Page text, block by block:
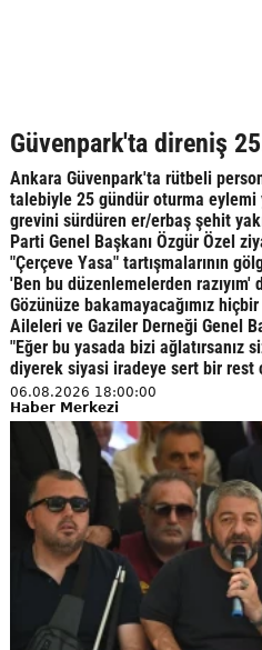
Güvenpark'ta direniş
Ankara Güvenpark'ta rütbeli
talebiyle 25 gündür oturma eylemi
grevini sürdüren er/erbaş şehit
Parti Genel Başkanı Özgür Özel
"Çerçeve Yasa" tartışmalarının
'Ben bu düzenlemelerden razıyım'
Gözünüze bakamayacağımız
Aileleri ve Gaziler Derneği Genel
"Eğer bu yasada bizi ağlatırsanız
diyerek siyasi iradeye sert bir rest
06.08.2026 18:00:00
Haber Merkezi